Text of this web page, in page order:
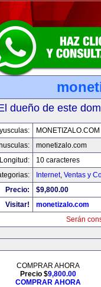
dueño de este
MONETIZALO.COM
monetizalo.com
Longitud:
10 caracteres
Internet, Ventas y
Precio:
$9,800.00
Visitar!
monetizalo.com
Serán
COMPRAR AHORA
Precio $9,800.00
COMPRAR AHORA